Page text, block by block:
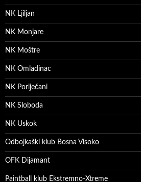
NK Ljiljan
NK Monjare
NK Moštre
NK Omladinac
NK Poriječani
NK Sloboda
NK Uskok
Odbojkaški klub Bosna Visoko
OFK Dijamant
Paintball klub Ekstremno-Xtreme